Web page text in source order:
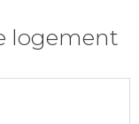
logement